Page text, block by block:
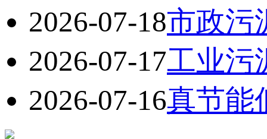
2026-07-18市政污
2026-07-17工业污
2026-07-16真节能